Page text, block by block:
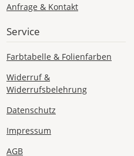
Anfrage & Kontakt
Service
Farbtabelle & Folienfarben
Widerruf &
Widerrufsbelehrung
Datenschutz
Impressum
AGB